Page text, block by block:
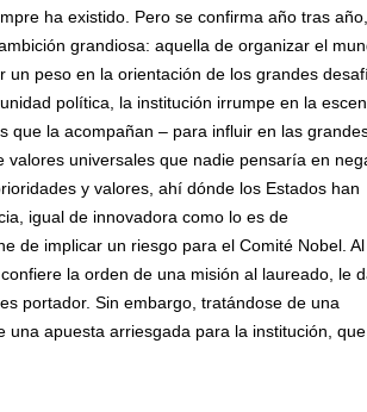
ha existido. Pero se confirma año tras
grandiosa: aquella de organizar el
un peso en la orientación de los grandes
política, la institución irrumpe en la
que la acompañan – para influir en las
universales que nadie pensaría en
y valores, ahí dónde los Estados han
igual de innovadora como lo es de
de implicar un riesgo para el Comité Nobel. Al
la orden de una misión al laureado, le
portador. Sin embargo, tratándose de una
apuesta arriesgada para la institución, que